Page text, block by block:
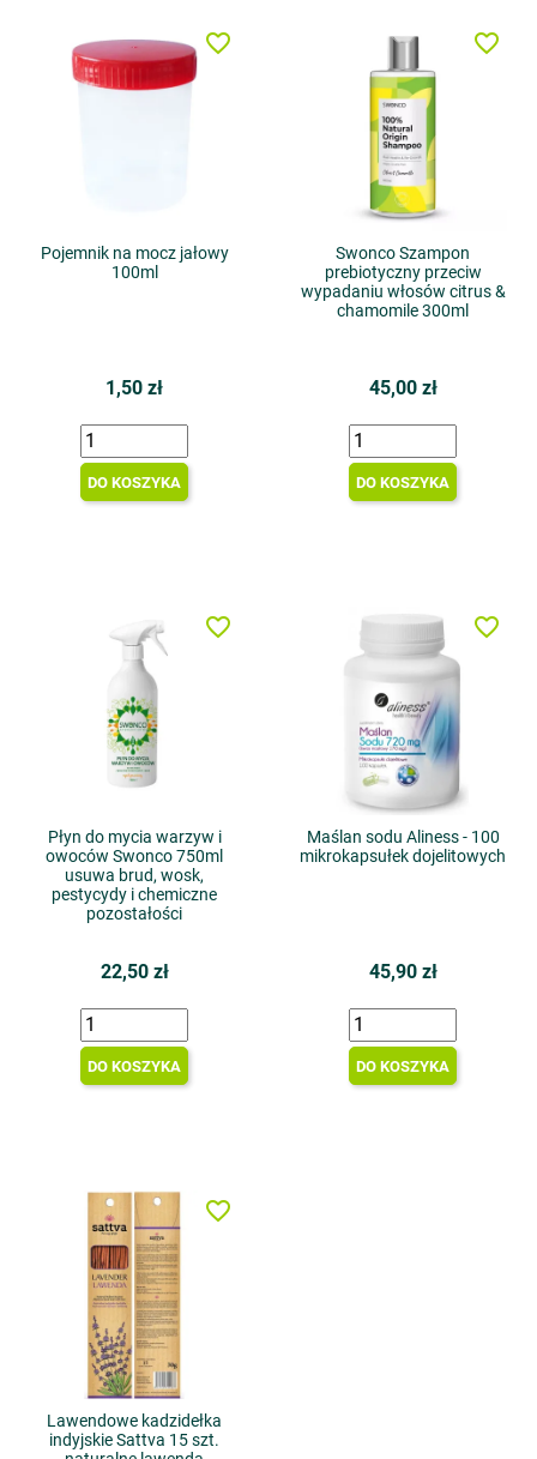
Pojemnik na mocz jałowy
100ml
1,50 zł
DO KOSZYKA
favorite_border
Swonco Szampon
prebiotyczny przeciw
wypadaniu włosów citrus &
chamomile 300ml
45,00 zł
DO KOSZYKA
favorite_border
Płyn do mycia warzyw i
owoców Swonco 750ml
usuwa brud, wosk,
pestycydy i chemiczne
pozostałości
22,50 zł
DO KOSZYKA
favorite_border
Maślan sodu Aliness - 100
mikrokapsułek dojelitowych
45,90 zł
DO KOSZYKA
favorite_border
Lawendowe kadzidełka
indyjskie Sattva 15 szt.
favorite_border